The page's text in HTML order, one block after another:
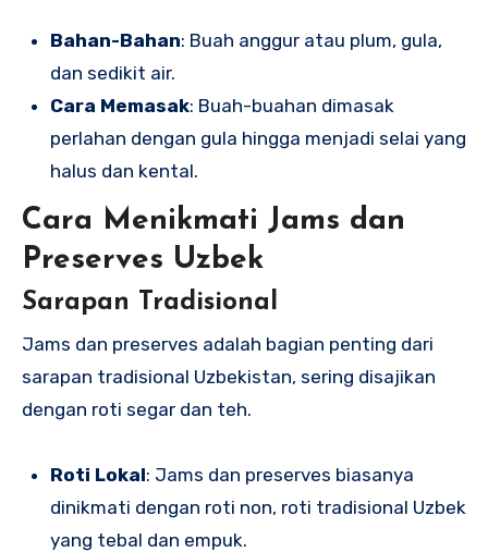
Bahan-Bahan: Buah anggur atau plum, gula,
dan sedikit air.
Cara Memasak: Buah-buahan dimasak
perlahan dengan gula hingga menjadi selai yang
halus dan kental.
Cara Menikmati Jams dan
Preserves Uzbek
Sarapan Tradisional
Jams dan preserves adalah bagian penting dari
sarapan tradisional Uzbekistan, sering disajikan
dengan roti segar dan teh.
Roti Lokal: Jams dan preserves biasanya
dinikmati dengan roti non, roti tradisional Uzbek
yang tebal dan empuk.